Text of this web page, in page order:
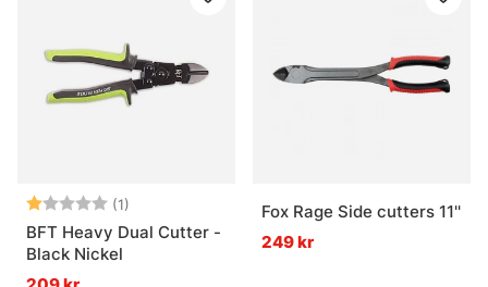
Betyg: (1)
1.0 utav 5 stjärnor
BFT Heavy Dual Cutter -
Black Nickel
Fox Rage Side cutters 11''
249 kr